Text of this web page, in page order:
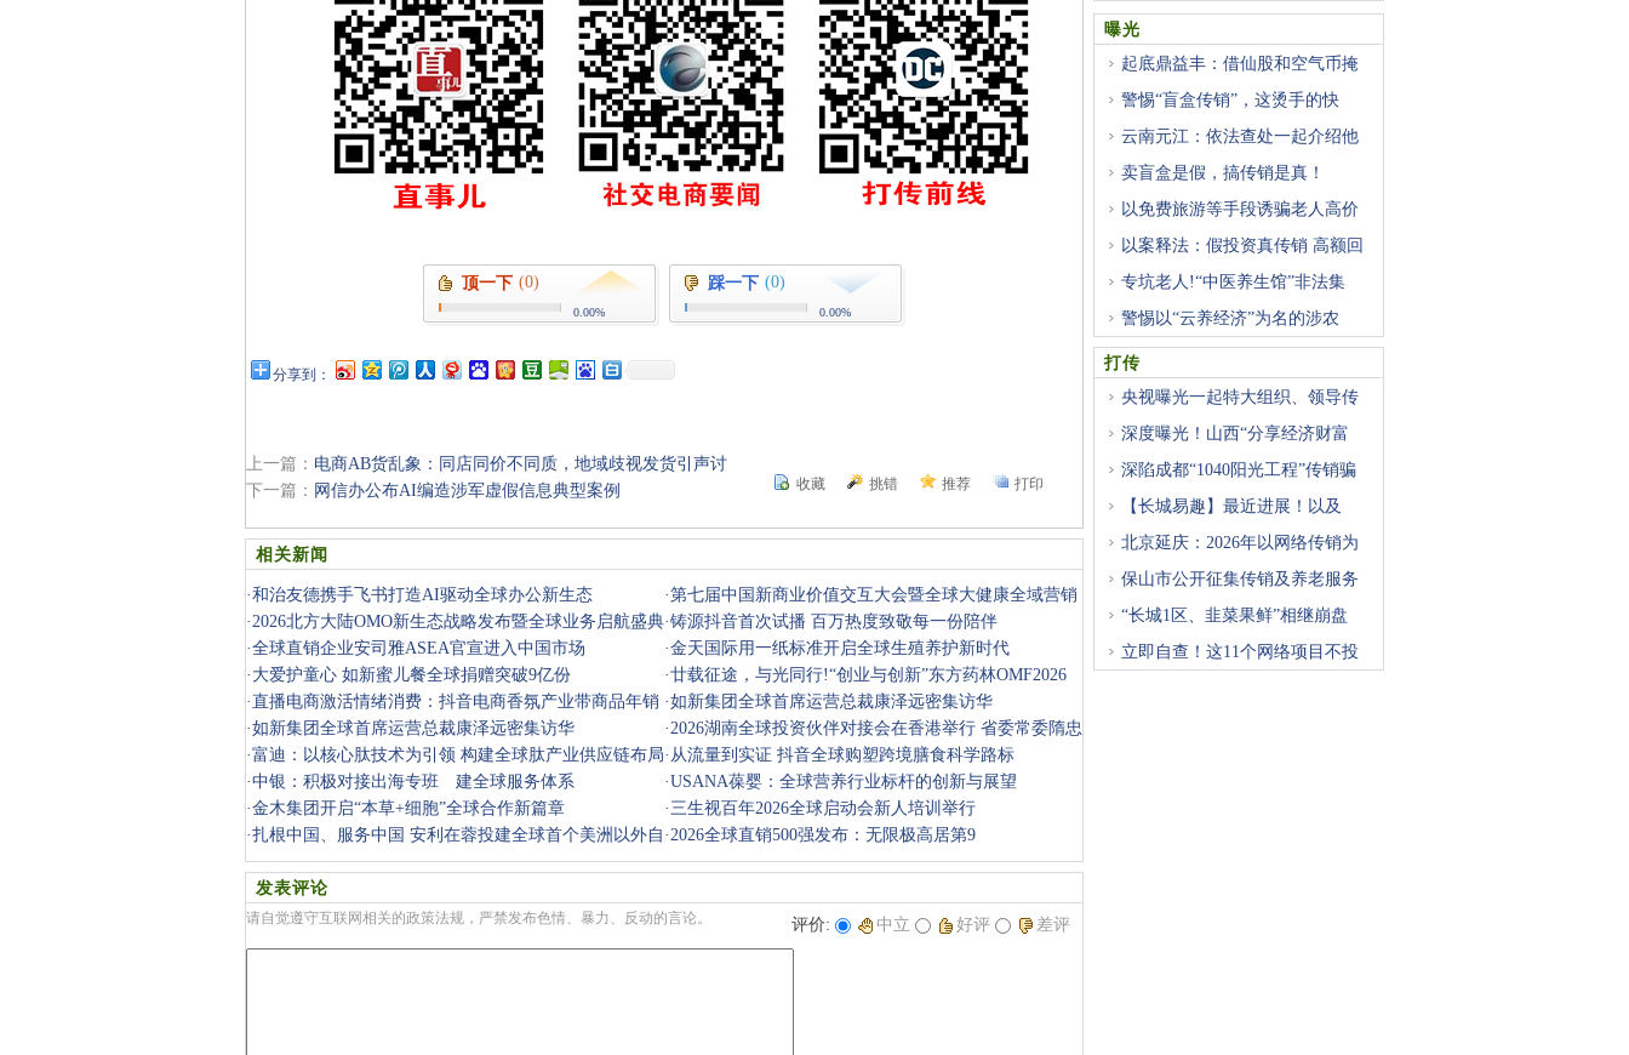
顶一下 (0)
0.00%
踩一下 (0)
0.00%
分享到：
上一篇： 电商AB货乱象：同店同价不同质，地域歧视发货引声讨
下一篇： 网信办公布AI编造涉军虚假信息典型案例 收藏 挑错 推荐 打印
相关新闻
·和治友德携手飞书打造AI驱动全球办公新生态 ·第七届中国新商业价值交互大会暨全球大健康全域营销
AI赋能峰
·2026北方大陆OMO新生态战略发布暨全球业务启航盛典
圆满举行
·铸源抖音首次试播 百万热度致敬每一份陪伴
·全球直销企业安司雅ASEA官宣进入中国市场 ·金天国际用一纸标准开启全球生殖养护新时代
· 大爱护童心 如新蜜儿餐全球捐赠突破9亿份 ·廿载征途，与光同行!“创业与创新”东方药林OMF2026
全球抗衰领
·直播电商激活情绪消费：抖音电商香氛产业带商品年销
超1亿单
·如新集团全球首席运营总裁康泽远密集访华
·如新集团全球首席运营总裁康泽远密集访华 ·2026湖南全球投资伙伴对接会在香港举行 省委常委隋忠
诚出席 胡
·富迪：以核心肽技术为引领 构建全球肽产业供应链布局· 从流量到实证 抖音全球购塑跨境膳食科学路标
·中银：积极对接出海专班 建全球服务体系 ·USANA葆婴：全球营养行业标杆的创新与展望
·金木集团开启“本草+细胞”全球合作新篇章 ·三生视百年2026全球启动会新人培训举行
·扎根中国、服务中国 安利在蓉投建全球首个美洲以外自
有有机农
·2026全球直销500强发布：无限极高居第9
发表评论
请自觉遵守互联网相关的政策法规，严禁发布色情、暴力、反动的言论。 评价: 中立 好评 差评
研
曝光
起底鼎益丰：借仙股和空气币掩
警惕“盲盒传销”，这烫手的快
云南元江：依法查处一起介绍他
卖盲盒是假，搞传销是真！
以免费旅游等手段诱骗老人高价
以案释法：假投资真传销 高额回
专坑老人!“中医养生馆”非法集
警惕以“云养经济”为名的涉农
打传
央视曝光一起特大组织、领导传
深度曝光！山西“分享经济财富
深陷成都“1040阳光工程”传销骗
【长城易趣】最近进展！以及
北京延庆：2026年以网络传销为
保山市公开征集传销及养老服务
“长城1区、韭菜果鲜”相继崩盘
立即自查！这11个网络项目不投